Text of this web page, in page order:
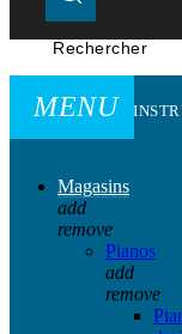
Rechercher
MENU
Magasins
add
remove
Pianos
add
remove